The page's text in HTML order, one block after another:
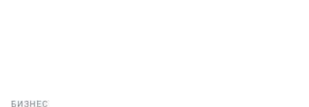
БИЗНЕС